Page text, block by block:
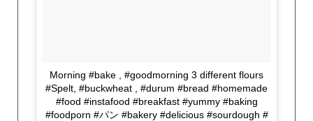
Morning #bake , #goodmorning 3 different flours
#Spelt, #buckwheat , #durum #bread #homemade
#food #instafood #breakfast #yummy #baking
#foodporn #パン #bakery #delicious #sourdough #